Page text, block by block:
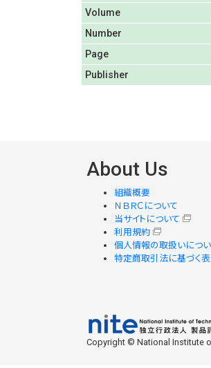
Volume
Number
Page
Publisher
About Us
組織概要
ＮＢＲＣについて
当サイトについて
利用規約
個人情報の取扱いにつ
特定商取引法に基づく
Copyright © National Institute